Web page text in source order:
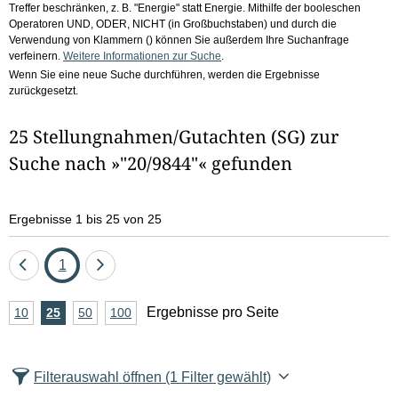
Treffer beschränken, z. B. "Energie" statt Energie. Mithilfe der booleschen
Operatoren UND, ODER, NICHT (in Großbuchstaben) und durch die
Verwendung von Klammern () können Sie außerdem Ihre Suchanfrage
verfeinern. Weitere Informationen zur Suche
Wenn Sie eine neue Suche durchführen, werden die Ergebnisse
zurückgesetzt.
25 Stellungnahmen/Gutachten (SG) zur
Suche nach »"20/9844"« gefunden
Ergebnisse 1 bis 25 von 25
Eine
zurück
Seite
1
Eine
vor
A
z
10Ergebnisse
25Ergebnisse
50Ergebnisse
100Ergebnisse
Ergebnisse pro Seite
Filterauswahl öffnen (1 Filter gewählt)